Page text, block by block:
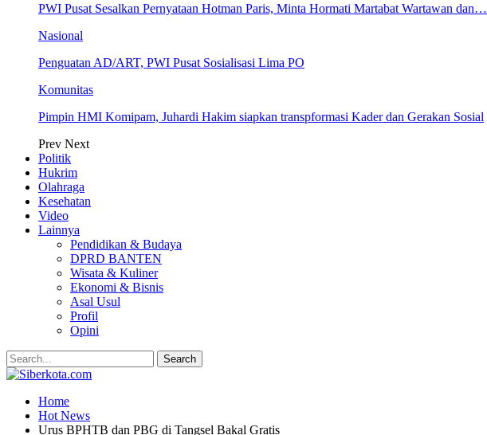
PWI Pusat Sesalkan Pernyataan Hotman Paris, Minta Hormati Martabat Wartawan dan…
Nasional
Penguatan AD/ART, PWI Pusat Sosialisasi Lima PO
Komunitas
Pimpin HMI Komipam, Juhardi Hakim siapkan transpformasi Kader dan Gerakan Sosial
Prev Next
Politik
Hukrim
Olahraga
Kesehatan
Video
Lainnya
Pendidikan & Budaya
DPRD BANTEN
Wisata & Kuliner
Ekonomi & Bisnis
Asal Usul
Profil
Opini
Home
Hot News
Urus BPHTB dan PBG di Tangsel Bakal Gratis